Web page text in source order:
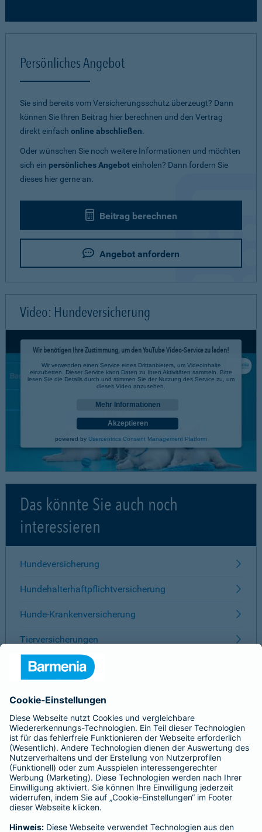
Persönliches Angebot
Sie sind bereits vom Versicherungsschutz überzeugt? Dann
können Sie Ihren Beitrag hier berechnen und den Vertrag
direkt einfach online abschließen.
Oder wünschen Sie noch weitere Informationen und möchten
sich ein persönliches Angeboteinholen? Dann fordern Sie
dieses hier gerne an.
Beitrag berechnen
Angebot anfordern
Video: Hundeversicherung
Wir benötigen Ihre Zustimmung, um den YouTube Video-Service zu laden!
Wir verwenden einen Service eines Drittanbieters, um Videoinhalte
einzubetten. Dieser Service kann Daten zu Ihren Aktivitäten sammeln. Bitte
lesen Sie die Details durch und stimmen Sie der Nutzung des Service zu, um
dieses Video anzusehen.
Mehr Informationen
Akzeptieren
powered by Usercentrics Consent Management Platform
Das könnte Sie auch noch
interessieren
Hundeversicherung
Hundehalterhaftpflichtversicherung
Hunde-Krankenversicherung
Tierversicherungen
ÜBER BARMENIA
Kontakt
Karriere
Presse
Unternehmen
Anfahrt
Affiliate-Partner werden
Barmenia ist Teil der BarmeniaGothaer